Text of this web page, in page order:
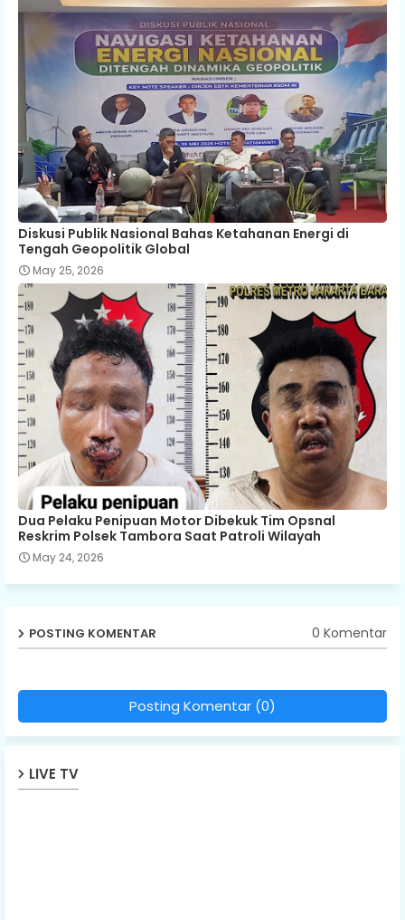
Diskusi Publik Nasional Bahas Ketahanan Energi di
Tengah Geopolitik Global
May 25, 2026
Dua Pelaku Penipuan Motor Dibekuk Tim Opsnal
Reskrim Polsek Tambora Saat Patroli Wilayah
May 24, 2026
POSTING KOMENTAR 0 Komentar
Posting Komentar (0)
LIVE TV